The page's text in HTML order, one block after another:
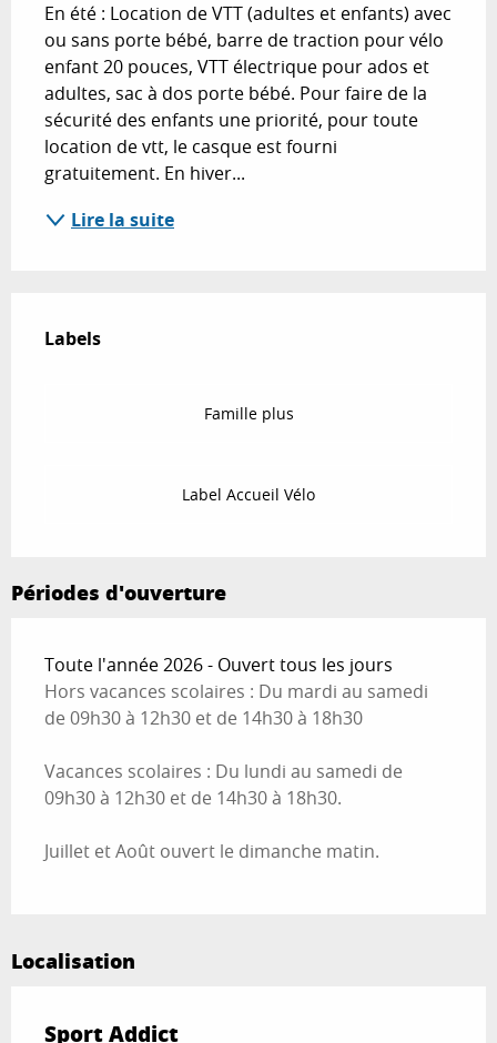
En été : Location de VTT (adultes et enfants) avec
ou sans porte bébé, barre de traction pour vélo
enfant 20 pouces, VTT électrique pour ados et
adultes, sac à dos porte bébé. Pour faire de la
sécurité des enfants une priorité, pour toute
location de vtt, le casque est fourni
gratuitement. En hiver...
Lire la suite
Labels
Labels
Famille plus
Label Accueil Vélo
Périodes d'ouverture
Toute l'année 2026 - Ouvert tous les jours
Hors vacances scolaires : Du mardi au samedi
de 09h30 à 12h30 et de 14h30 à 18h30
Vacances scolaires : Du lundi au samedi de
09h30 à 12h30 et de 14h30 à 18h30.
Juillet et Août ouvert le dimanche matin.
Localisation
Sport Addict